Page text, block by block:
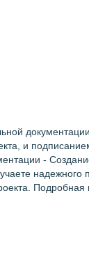
и
-
надежного